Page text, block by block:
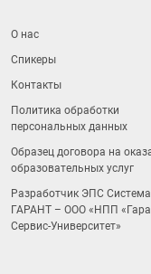
О нас
Спикеры
Контакты
Политика обработки
персональных данных
Образец договора на
образовательных услуг
Разработчик ЭПС Система
ГАРАНТ – ООО «НПП «
Сервис-Университет»